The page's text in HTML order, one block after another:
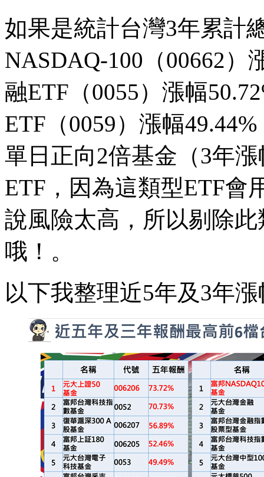
如果是統計台灣3年累計
NASDAQ-100（00662）
融ETF（0055）漲幅
ETF（0059）漲幅
單日正向2倍基金（3年
ETF，因為這類型ETF會
說風險太高，所以剔除
哦！。
以下我整理近5年及3年